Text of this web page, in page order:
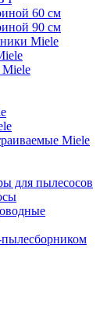
60 см
90 см
Miele
Miele
для пылесосов